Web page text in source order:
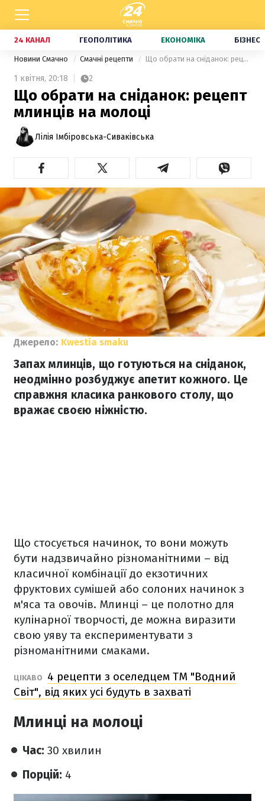
24 КАНАЛ ГЕОПОЛІТИКА ЕКОНОМІКА БІЗНЕС
Новини Смачно Смачні рецепти Що обрати на сніданок: рецепт млинців на молоці
1 квітня, 20:18 2
Що обрати на сніданок: рецепт
млинців на молоці
Лілія Імбіровська-Сиваківська
Джерело: Kwestia smaku
Запах млинців, що готуються на сніданок,
неодмінно розбуджує апетит кожного. Це
справжня класика ранкового столу, що
вражає своєю ніжністю.
Що стосується начинок, то вони можуть
бути надзвичайно різноманітними – від
класичної комбінації до екзотичних
фруктових сумішей або солоних начинок з
м'яса та овочів. Млинці – це полотно для
кулінарної творчості, де можна виразити
свою уяву та експериментувати з
різноманітними смаками.
ЦІКАВО
4 рецепти з оселедцем ТМ "Водний
Світ", від яких усі будуть в захваті
Млинці на молоці
Час: 30 хвилин
Порцій: 4